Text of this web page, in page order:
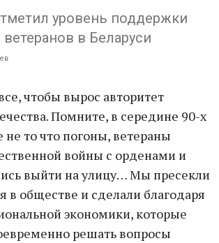
уровень поддержки
в Беларуси
чтобы вырос авторитет
Помните, в середине 90-х
то что погоны, ветераны
войны с орденами и
выйти на улицу… Мы пресекли
в обществе и сделали благодаря
экономики, которые
решать вопросы